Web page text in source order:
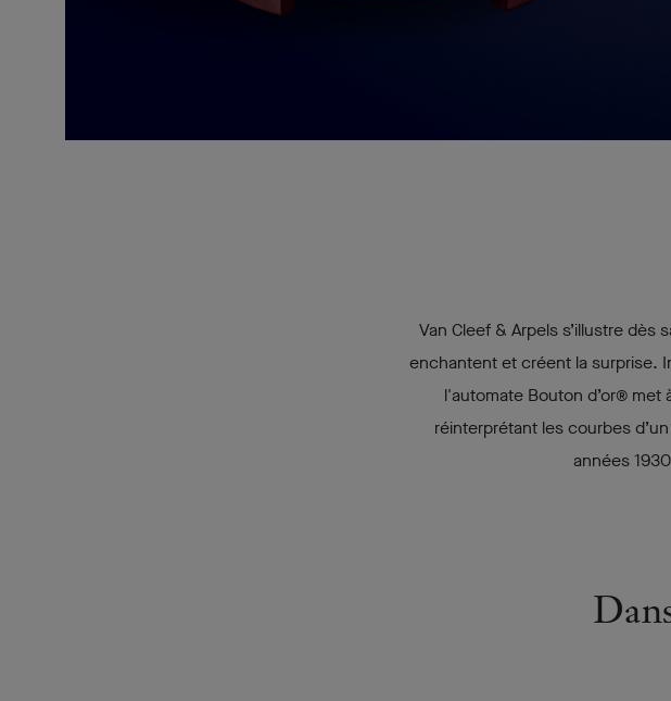
Van Cleef & Arpels s’illustre dès
enchantent et créent la surprise.
l'automate Bouton d’or® met
réinterprétant les courbes
années